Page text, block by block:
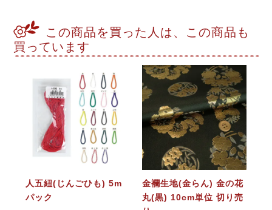
この商品を買った人は、この商品も
買っています
人五紐(じんごひも) 5m
パック
金襴生地(金らん) 金の花
丸(黒) 10cm単位 切り売